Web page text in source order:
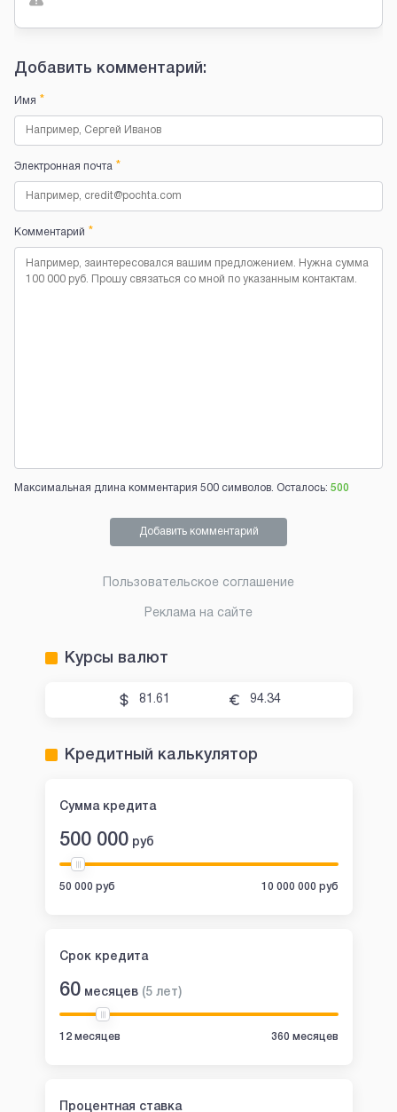
Добавить комментарий:
Имя *
Электронная почта *
Комментарий *
Максимальная длина комментария 500 символов. Осталось: 500
Добавить комментарий
Пользовательское соглашение
Реклама на сайте
Курсы валют
81.61 94.34
Кредитный калькулятор
Сумма кредита
500 000 руб
50 000 руб 10 000 000 руб
Срок кредита
60 месяцев (5 лет)
12 месяцев 360 месяцев
Процентная ставка